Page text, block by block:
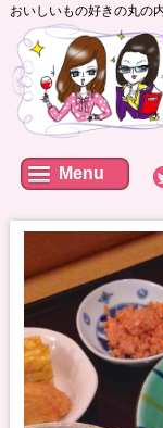
おいしいもの好きの丸の
Menu